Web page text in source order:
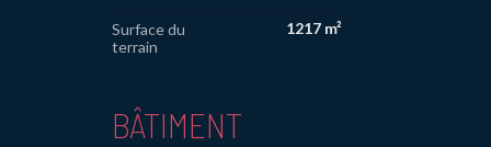
Surface du
terrain
1217 m²
BÂTIMENT